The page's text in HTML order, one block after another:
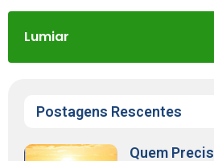
Lumiar
Postagens Rescentes
Quem